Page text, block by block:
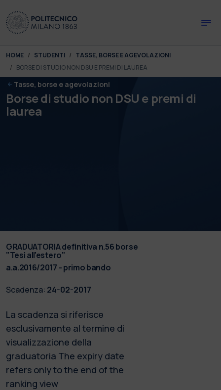
You are here:
HOME STUDENTI
TASSE, BORSE E AGEVOLAZIONI
BORSE DI STUDIO NON DSU E PREMI DI LAUREA
Tasse, borse e agevolazioni
Borse di studio non DSU e premi di
laurea
GRADUATORIA definitiva n.56 borse
"Tesi all'estero"
a.a.2016/2017 - primo bando
Scadenza: 24-02-2017
La scadenza si riferisce
esclusivamente al termine di
visualizzazione della
graduatoria The expiry date
refers only to the end of the
ranking view